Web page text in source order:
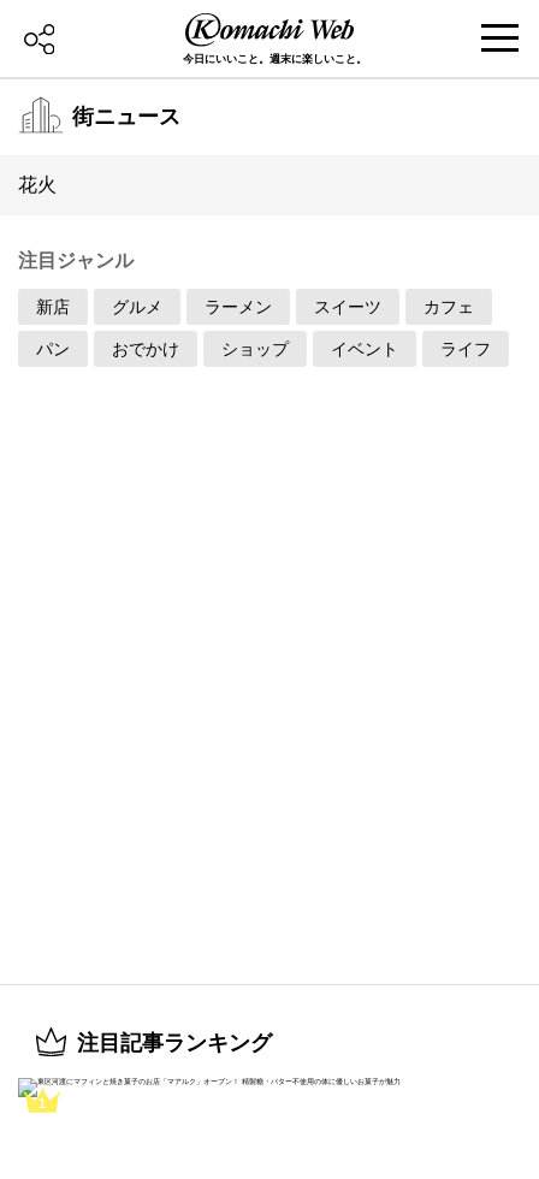
今日にいいこと。週末に楽しいこと。
街ニュース
花火
注目ジャンル
新店 グルメ ラーメン スイーツ カフェ
パン おでかけ ショップ イベント ライフ
注目記事ランキング